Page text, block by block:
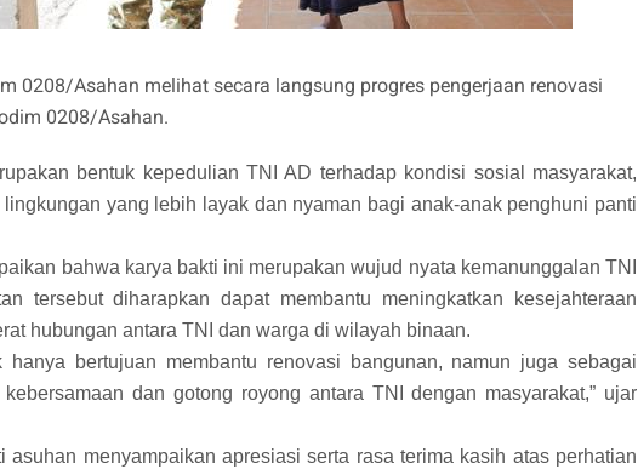
0208/Asahan melihat secara langsung progres pengerjaan renovasi
0208/Asahan.
bentuk kepedulian TNI AD terhadap kondisi sosial masyarakat,
yang lebih layak dan nyaman bagi anak-anak penghuni panti
bahwa karya bakti ini merupakan wujud nyata kemanunggalan TNI
tersebut diharapkan dapat membantu meningkatkan kesejahteraan
hubungan antara TNI dan warga di wilayah binaan.
bertujuan membantu renovasi bangunan, namun juga sebagai
dan gotong royong antara TNI dengan masyarakat,” ujar
asuhan menyampaikan apresiasi serta rasa terima kasih atas perhatian